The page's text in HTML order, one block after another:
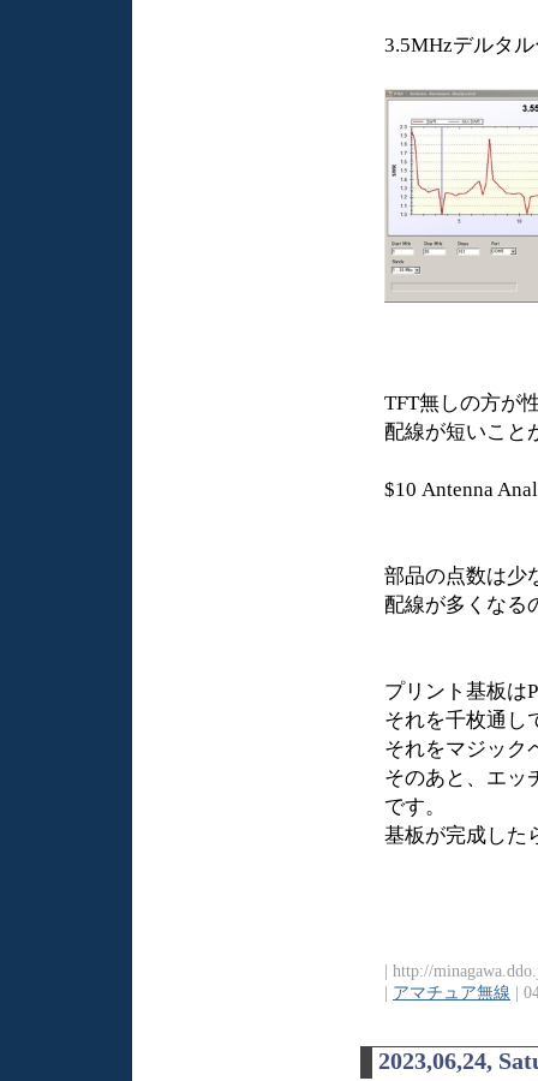
3.5MHzデルタ
TFT無しの方が
配線が短いこと
$10 Antenna
部品の点数は少
配線が多くなる
プリント基板は
それを千枚通し
それをマジック
そのあと、エッ
です。
基板が完成した
| http://
| アマチュア無線 |
2023,06,24,